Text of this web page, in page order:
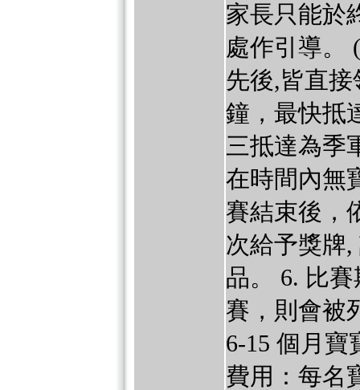
家長只能於
處作引導。
先後,皆直
鐘，最快抵
三抵達為季
在時間內無
賽結束後，
次給予獎牌
品。 6. 比
賽，則會被
6-15 個月寶
費用：每名